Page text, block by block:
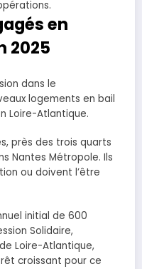
en
2025
dans le
logements en bail
Loire-Atlantique.
près des trois quarts
Nantes Métropole. Ils
ou doivent l’être
initial de 600
Solidaire,
Loire-Atlantique,
croissant pour ce